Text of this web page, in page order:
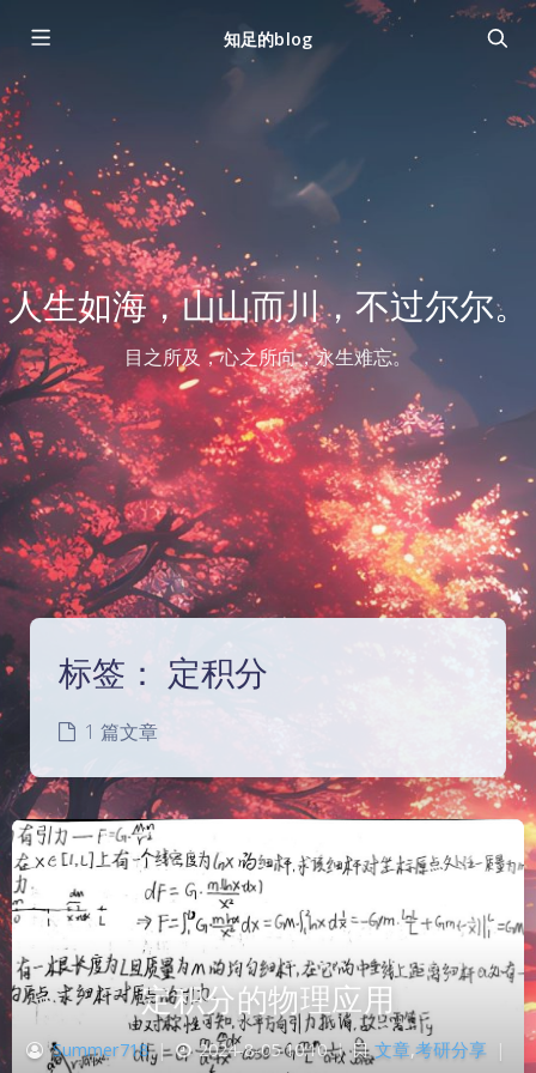
知足的blog
人生如海，山山而川，不过尔尔。
目之所及，心之所向，永生难忘。
标签： 定积分
1 篇文章
定积分的物理应用
Summer718 | 2024-8-05 10:10 | 文章,考研分享 |